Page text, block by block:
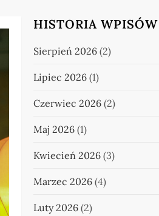
HISTORIA WPISÓW
Sierpień 2026(2)
Lipiec 2026(1)
Czerwiec 2026(2)
Maj 2026(1)
Kwiecień 2026(3)
Marzec 2026(4)
Luty 2026(2)